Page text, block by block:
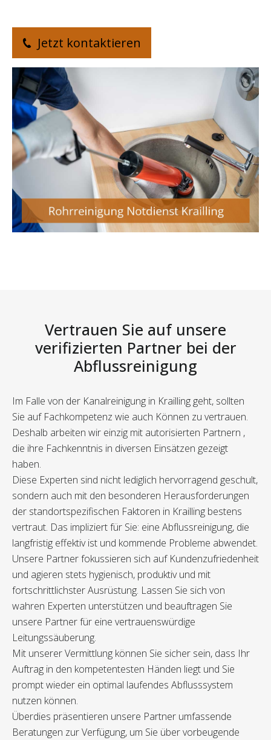
Jetzt kontaktieren
Vertrauen Sie auf unsere
verifizierten Partner bei der
Abflussreinigung
Im Falle von der Kanalreinigung in Krailling geht, sollten
Sie auf Fachkompetenz wie auch Können zu vertrauen.
Deshalb arbeiten wir einzig mit autorisierten Partnern ,
die ihre Fachkenntnis in diversen Einsätzen gezeigt
haben.
Diese Experten sind nicht lediglich hervorragend geschult,
sondern auch mit den besonderen Herausforderungen
der standortspezifischen Faktoren in Krailling bestens
vertraut. Das impliziert für Sie: eine Abflussreinigung, die
langfristig effektiv ist und kommende Probleme abwendet.
Unsere Partner fokussieren sich auf Kundenzufriedenheit
und agieren stets hygienisch, produktiv und mit
fortschrittlichster Ausrüstung. Lassen Sie sich von
wahren Experten unterstützen und beauftragen Sie
unsere Partner für eine vertrauenswürdige
Leitungssäuberung.
Mit unserer Vermittlung können Sie sicher sein, dass Ihr
Auftrag in den kompetentesten Händen liegt und Sie
prompt wieder ein optimal laufendes Abflusssystem
nutzen können.
Überdies präsentieren unsere Partner umfassende
Beratungen zur Verfügung, um Sie über vorbeugende